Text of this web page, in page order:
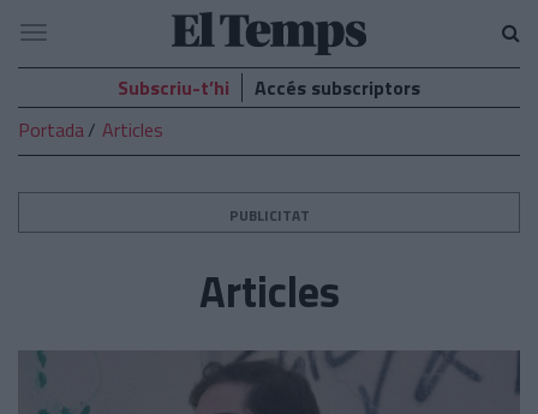
El
Temps
Navegació
Subscriu-t’hi
Accés subscriptors
Portada
Articles
PUBLICITAT
Articles